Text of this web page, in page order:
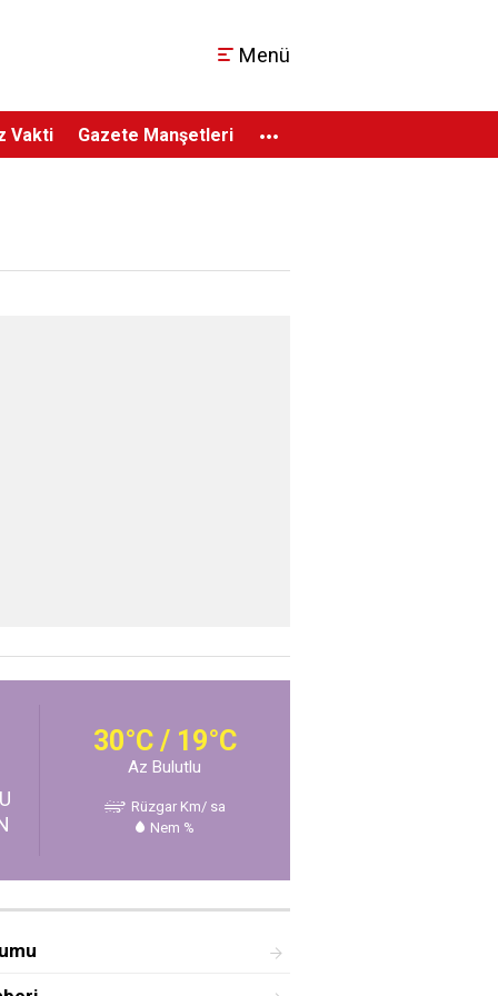
Menü
Vakti Gazete Manşetleri ...
30°C / 19°C
Az Bulutlu
Rüzgar Km/ sa
Nem %